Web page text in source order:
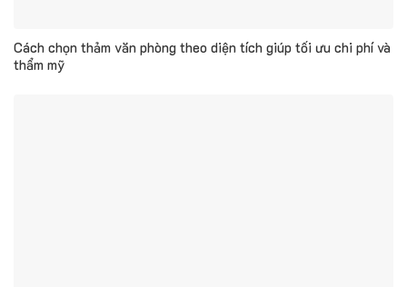
Cách chọn thảm văn phòng theo diện tích giúp tối ưu chi phí và
thẩm mỹ